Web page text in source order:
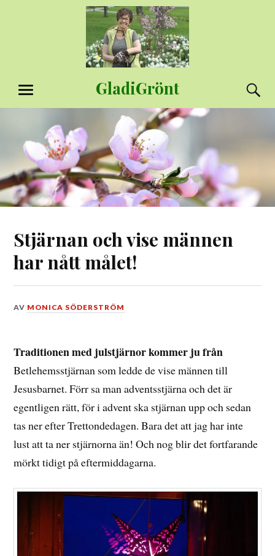
GladiGrönt
MENY
Stjärnan och vise männen
har nått målet!
DEN
2015
AV MONICA SÖDERSTRÖM
Traditionen med julstjärnor kommer ju från
Betlehemsstjärnan som ledde de vise männen till
Jesusbarnet. Förr sa man adventsstjärna och det är
egentligen rätt, för i advent ska stjärnan upp och sedan
tas ner efter Trettondedagen. Bara det att jag har inte
lust att ta ner stjärnorna än! Och nog blir det fortfarande
mörkt tidigt på eftermiddagarna.